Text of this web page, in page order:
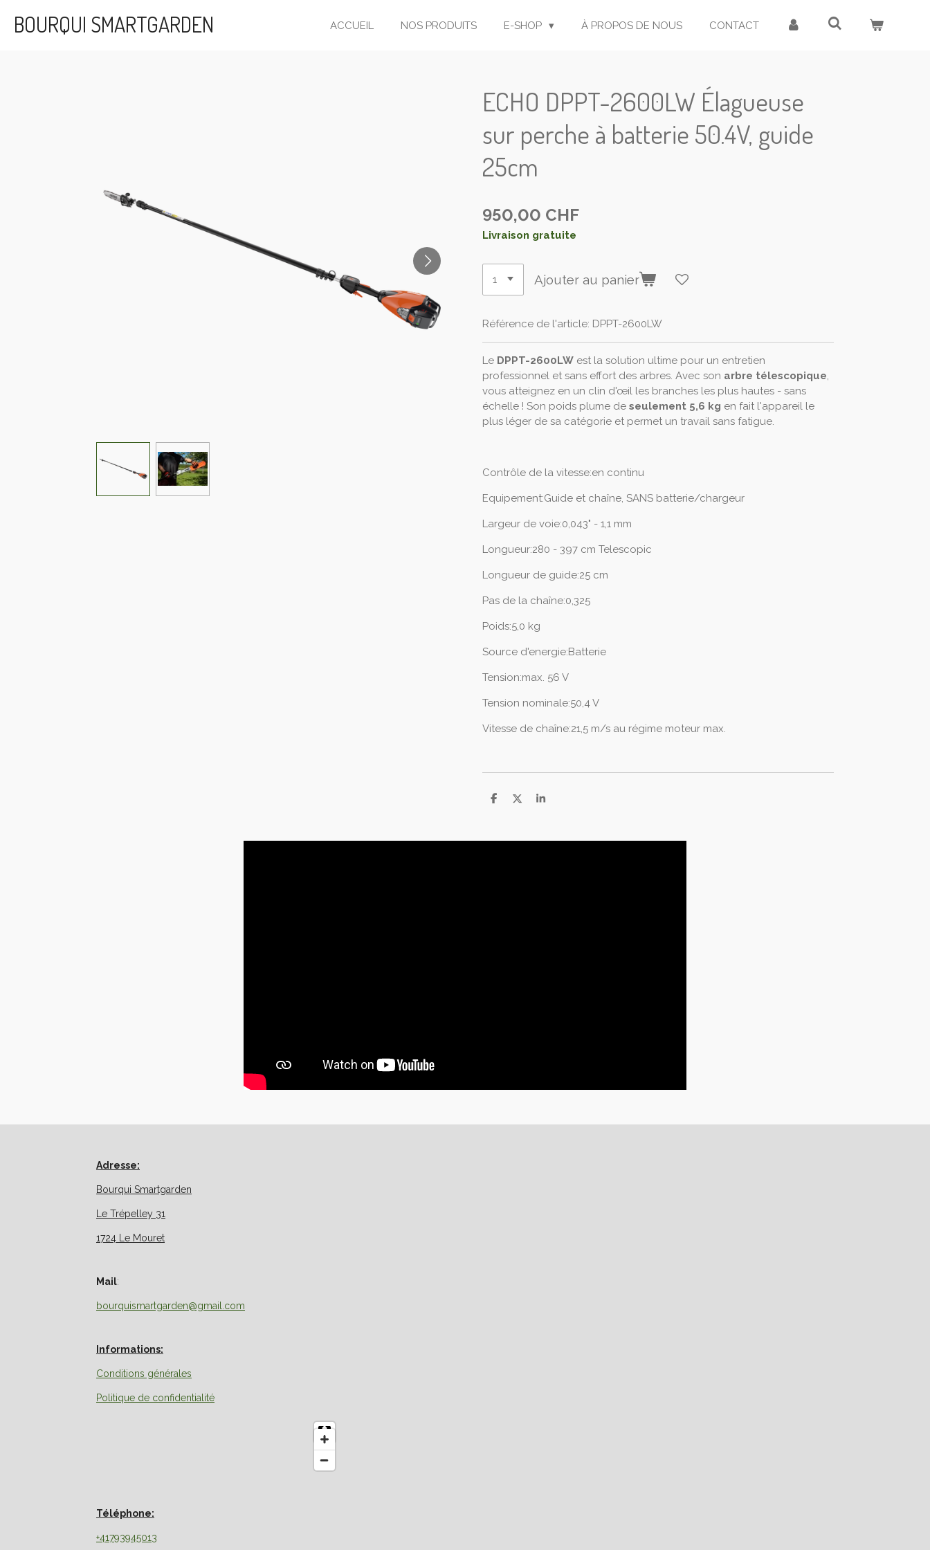
auBOURQUI SMARTGARDEN ACCUEIL NOS PRODUITS E-SHOP À PROPOS DE NOUS CONTACT
ECHO DPPT-2600LW Élagueuse
sur perche à batterie 50.4V, guide
25cm
950,00 CHF
Livraison gratuite
Ajouter au panier
Référence de l'article: DPPT-2600LW
Le DPPT-2600LW est la solution ultime pour un entretien
professionnel et sans effort des arbres. Avec son arbre télescopique,
vous atteignez en un clin d'œil les branches les plus hautes - sans
échelle ! Son poids plume de seulement 5,6 kg en fait l'appareil le
plus léger de sa catégorie et permet un travail sans fatigue.
Contrôle de la vitesse:en continu
Equipement:Guide et chaîne, SANS batterie/chargeur
Largeur de voie:0,043" - 1,1 mm
Longueur:280 - 397 cm Telescopic
Longueur de guide:25 cm
Pas de la chaîne:0,325
Poids:5,0 kg
Source d'energie:Batterie
Tension:max. 56 V
Tension nominale:50,4 V
Vitesse de chaîne:21,5 m/s au régime moteur max.
P
a
P
a
P
a
Adresse:
Bourqui Smartgarden
Le Trépelley 31
1724 Le Mouret
Mail:
bourquismartgarden@gmail.com
Informations:
Conditions générales
Politique de confidentialité
Téléphone:
+41793945013